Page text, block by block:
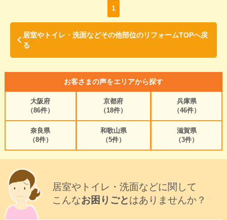
1
居室やトイレ・洗面などその他部位のリフォームTOPへ戻
る
お客さまの声をエリアから探す
大阪府
（86件）
京都府
（18件）
兵庫県
（46件）
奈良県
（8件）
和歌山県
（5件）
滋賀県
（3件）
居室やトイレ・洗面などに関して
こんなお困りごとはありませんか？